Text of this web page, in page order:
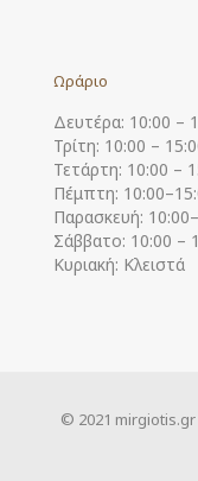
Ωράριο
Δευτέρα: 10:00 –
Τρίτη: 10:00 –
Τετάρτη: 10:00 –
Πέμπτη:
Παρασκευή:
Σάββατο: 10:00 –
Κυριακή: Κλειστά
© 2021